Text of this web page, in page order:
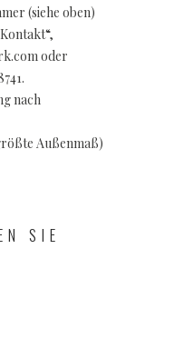
(siehe oben)
oder
nach
Außenmaß)
SIE